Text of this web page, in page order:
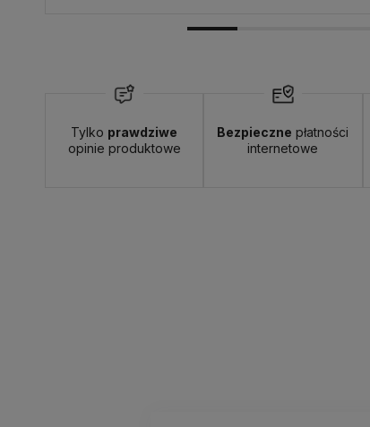
Tylko prawdziwe
opinie produktowe
Bezpieczne płatności
internetowe